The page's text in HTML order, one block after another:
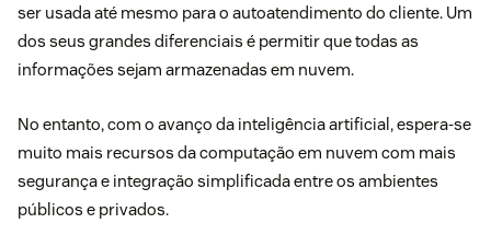
ser usada até mesmo para o autoatendimento do cliente. Um
dos seus grandes diferenciais é permitir que todas as
informações sejam armazenadas em nuvem.
No entanto, com o avanço da inteligência artificial, espera-se
muito mais recursos da computação em nuvem com mais
segurança e integração simplificada entre os ambientes
públicos e privados.